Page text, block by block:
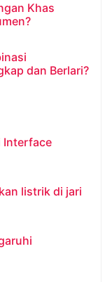
Khas
dan Berlari?
Interface
listrik di jari